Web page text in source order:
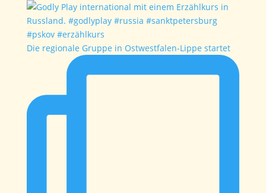
Die regionale Gruppe in Ostwestfalen-Lippe startet